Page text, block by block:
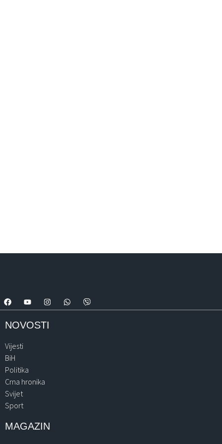
NOVOSTI
Vijesti
BiH
Politika
Crna hronika
Svijet
Sport
MAGAZIN